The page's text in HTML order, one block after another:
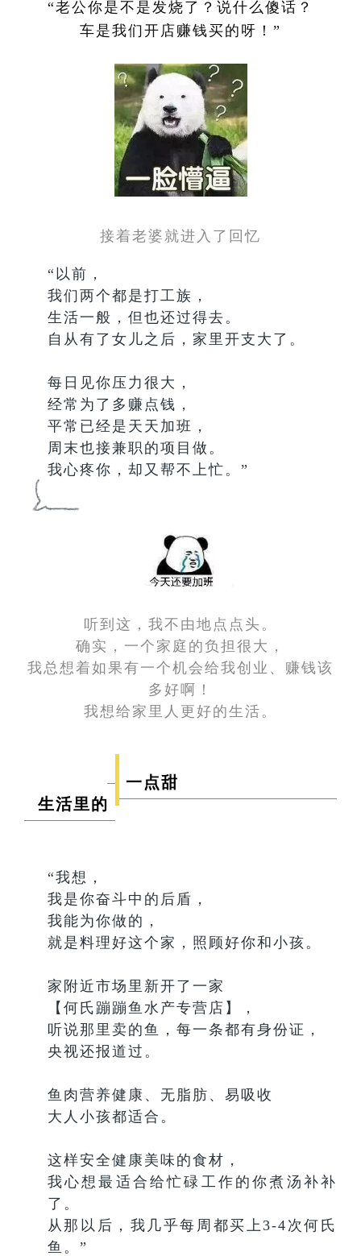
“老公你是不是发烧了？说什么傻话？
车是我们开店赚钱买的呀！”
接着老婆就进入了回忆
“以前，
我们两个都是打工族，
生活一般，但也还过得去。
自从有了女儿之后，家里开支大了。
每日见你压力很大，
经常为了多赚点钱，
平常已经是天天加班，
周末也接兼职的项目做。
我心疼你，却又帮不上忙。”
听到这，我不由地点点头。
确实，一个家庭的负担很大，
我总想着如果有一个机会给我创业、赚钱该
多好啊！
我想给家里人更好的生活。
生活里的
一点甜
“我想，
我是你奋斗中的后盾，
我能为你做的，
就是料理好这个家，照顾好你和小孩。
家附近市场里新开了一家
【何氏蹦蹦鱼水产专营店】，
听说那里卖的鱼，每一条都有身份证，
央视还报道过。
鱼肉营养健康、无脂肪、易吸收
大人小孩都适合。
这样安全健康美味的食材，
我心想最适合给忙碌工作的你煮汤补补
了。
从那以后，我几乎每周都买上3-4次何氏
鱼。”